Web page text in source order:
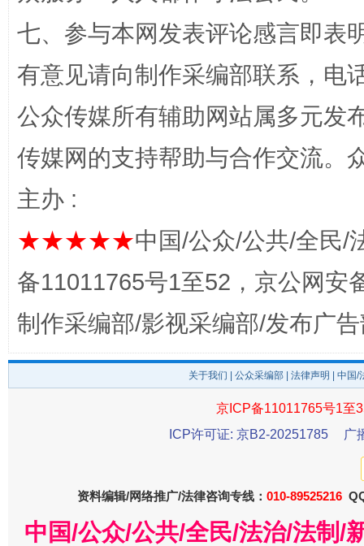
完善运行机制助力责任有效落实
东山县通报“牛蛙产品抗生素超标问题”
七、参与本网发表评论感言即表
有意见请向制作采编部联系，电
公众传媒所有辅助网站属多元发
传媒网的支持帮助与合作交流。
主办 :
★★★★★中国/公众/公共/全民/
备11011765号1至52，京公网安
制作采编部/影视采编部/发布广
关于我们 公众采编部 法律声明 | 中国
京ICP备11011765号1至
ICP许可证: 京B2-20251785
广
资料编辑/网络推广/法律咨询专线： 010-89525216
中国/公众/公共/全民/法治/法制/